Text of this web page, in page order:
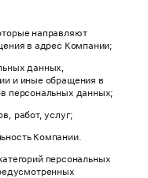
направляют
в адрес Компании;
данных,
и иные обращения в
персональных данных;
работ, услуг;
Компании.
персональных